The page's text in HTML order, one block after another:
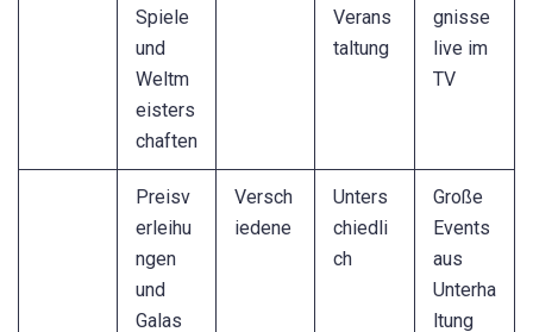
Spiele
und
Weltm
eisters
chaften
Verans
taltung
gnisse
live im
TV
Preisv
erleihu
ngen
und
Galas
Versch
iedene
Unters
chiedli
ch
Große
Events
aus
Unterha
ltung